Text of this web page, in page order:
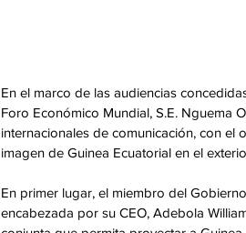
En el marco de las audiencias
Foro Económico Mundial, S.E. Nguema
internacionales de comunicación, con
imagen de Guinea Ecuatorial en el
En primer lugar, el miembro del
encabezada por su CEO, Adebola